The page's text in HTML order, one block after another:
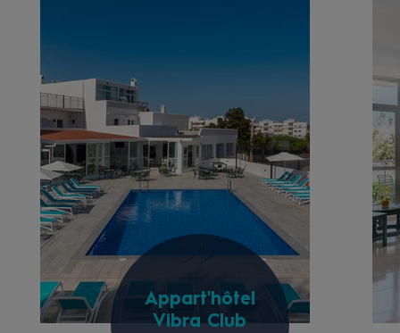
Appart'hôtel
Vibra Club